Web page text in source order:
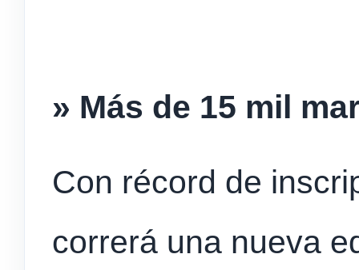
» Más de 15 mil
Con récord de
correrá una nueva